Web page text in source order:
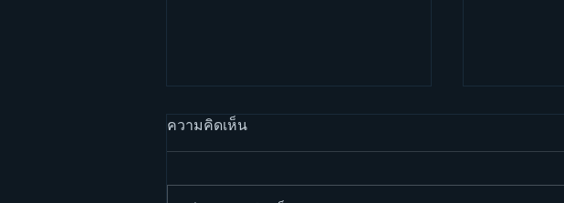
ความคิดเห็น